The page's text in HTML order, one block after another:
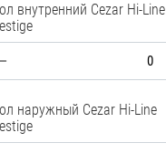
внутренний Cezar Hi-Line
наружный Cezar Hi-Line